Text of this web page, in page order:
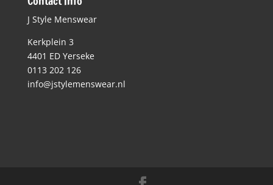
J Style Menswear
Kerkplein 3
4401 ED Yerseke
0113 202 126
info@jstylemenswear.nl